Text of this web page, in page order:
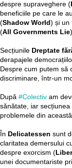
despre supraveghere (
beneficiile pe care le
(Shadow World ) și un
(All Governments Lie)
Secțiunile Dreptate
derapajele
Despre cum putem să
discriminare, într-un
După #Colectiv am
sănătate, iar
problemele din
În Delicatessen sunt
claritatea demersului
despre exorcism (
unei documentariste